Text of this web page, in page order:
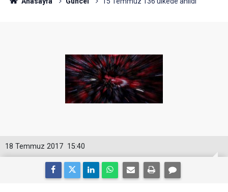
15:40
18 Temmuz 2017